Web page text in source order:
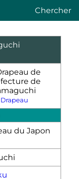
Chercher
Drapeau